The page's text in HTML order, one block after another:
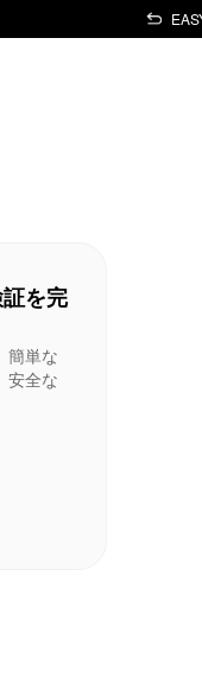
を完
簡単な
安全な